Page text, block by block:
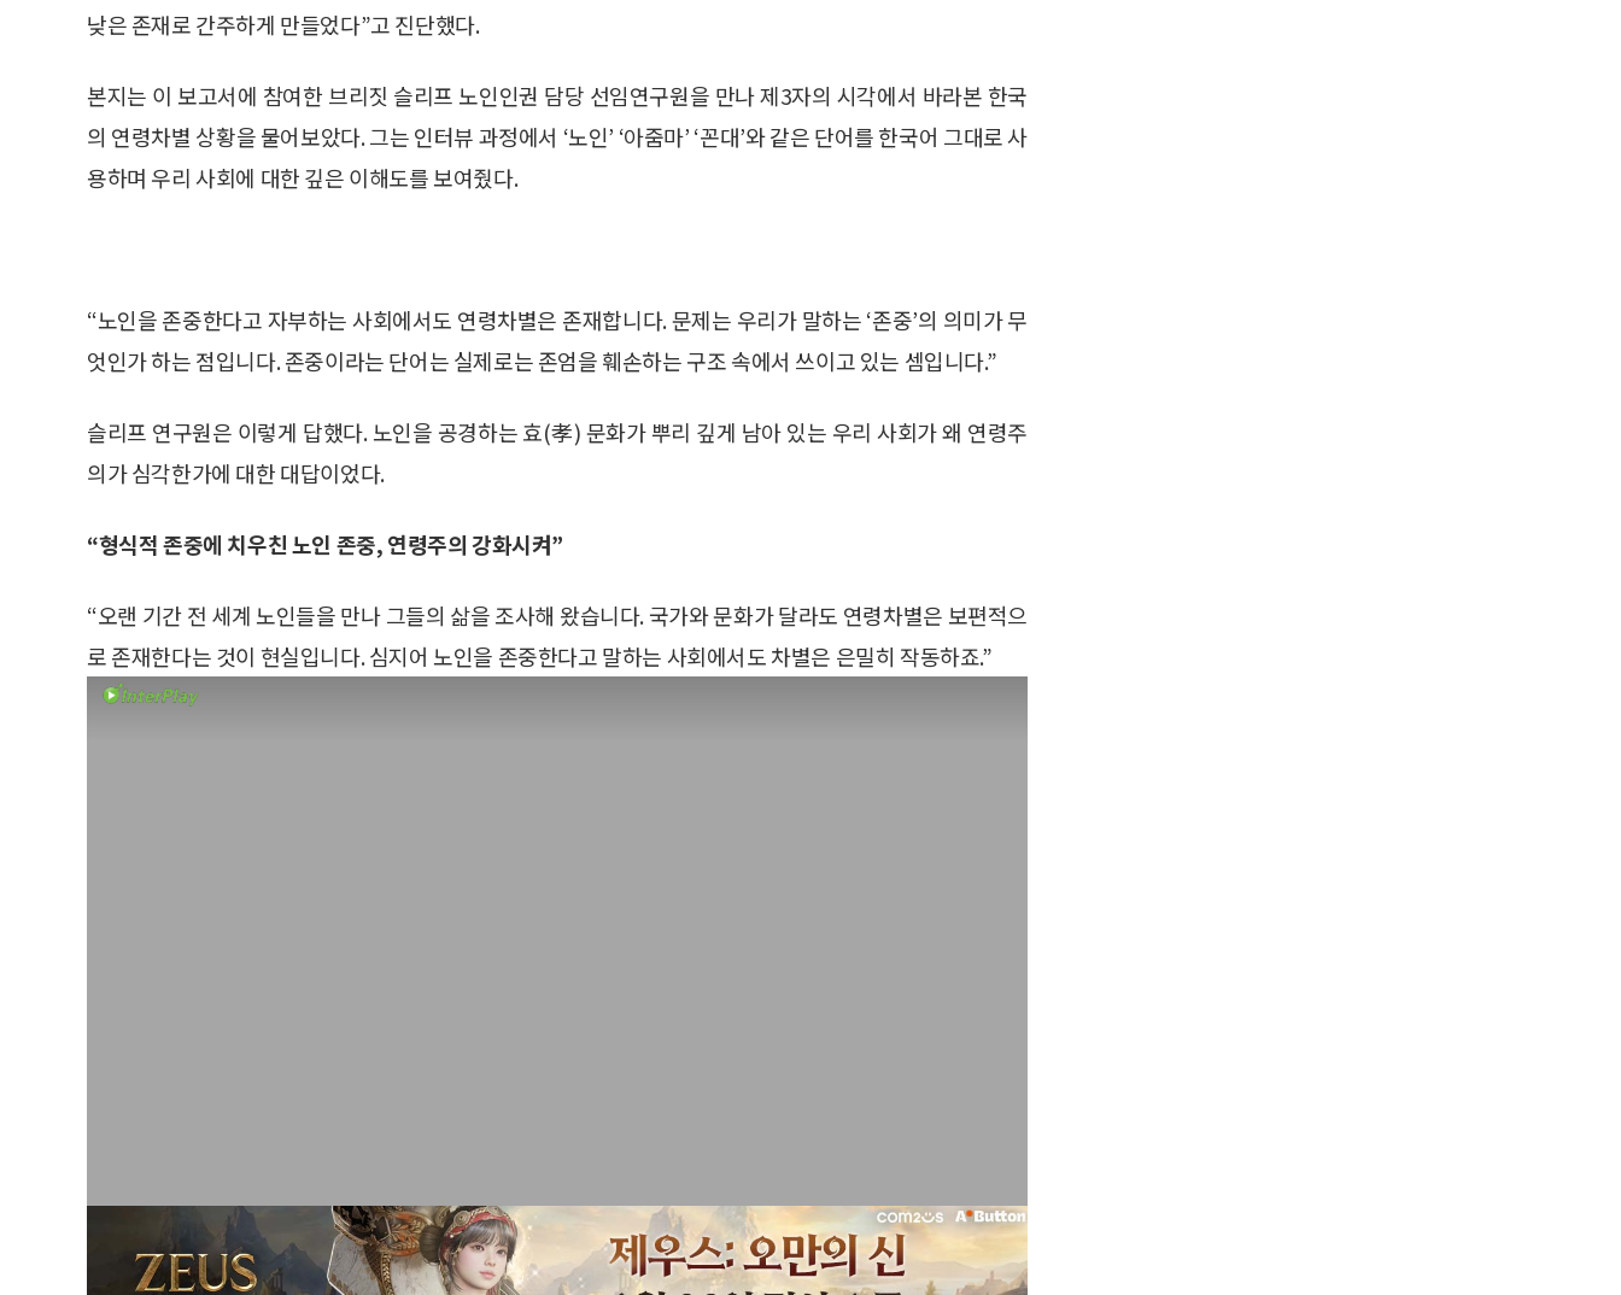
낮은 존재로 간주하게 만들었다”고 진단했다.
본지는 이 보고서에 참여한 브리짓 슬리프 노인인권 담당 선임연구원을 만나 제3자의 시각에서 바라본 한국
의 연령차별 상황을 물어보았다. 그는 인터뷰 과정에서 ‘노인’ ‘아줌마’ ‘꼰대’와 같은 단어를 한국어 그대로 사
용하며 우리 사회에 대한 깊은 이해도를 보여줬다.
“노인을 존중한다고 자부하는 사회에서도 연령차별은 존재합니다. 문제는 우리가 말하는 ‘존중’의 의미가 무
엇인가 하는 점입니다. 존중이라는 단어는 실제로는 존엄을 훼손하는 구조 속에서 쓰이고 있는 셈입니다.”
슬리프 연구원은 이렇게 답했다. 노인을 공경하는 효(孝) 문화가 뿌리 깊게 남아 있는 우리 사회가 왜 연령주
의가 심각한가에 대한 대답이었다.
“형식적 존중에 치우친 노인 존중, 연령주의 강화시켜”
“오랜 기간 전 세계 노인들을 만나 그들의 삶을 조사해 왔습니다. 국가와 문화가 달라도 연령차별은 보편적으
로 존재한다는 것이 현실입니다. 심지어 노인을 존중한다고 말하는 사회에서도 차별은 은밀히 작동하죠.”